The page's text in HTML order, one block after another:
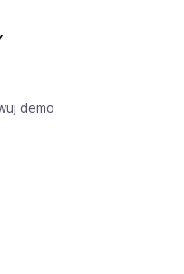
demo